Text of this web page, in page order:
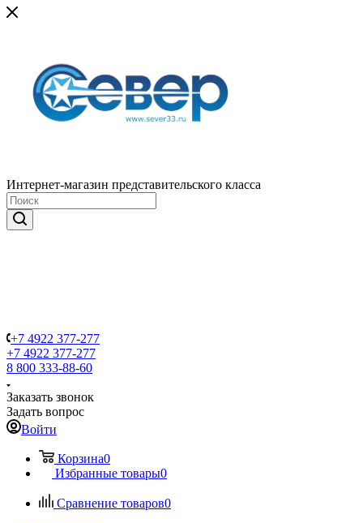
Интернет-магазин представительского класса
+7 4922 377-277
+7 4922 377-277
8 800 333-88-60
Заказать звонок
Задать вопрос
Войти
Корзина0
Избранные товары0
Сравнение товаров0